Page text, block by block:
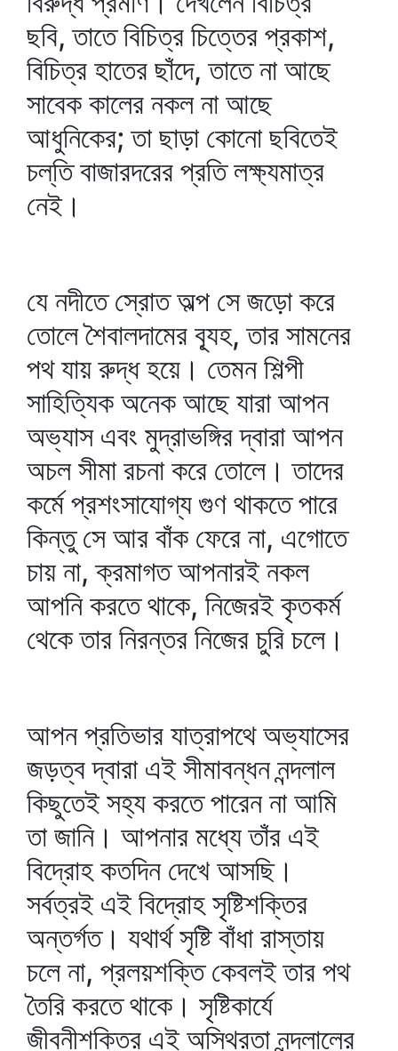
ছবি, তাতে বিচিত্র চিত্তের প্রকাশ,
বিচিত্র হাতের ছাঁদে, তাতে না আছে
সাবেক কালের নকল না আছে
আধুনিকের; তা ছাড়া কোনো ছবিতেই
চল্‌তি বাজারদরের প্রতি লক্ষ্যমাত্র
নেই।
যে নদীতে স্রোত অল্প সে জড়ো করে
তোলে শৈবালদামের ব্যূহ, তার সামনের
পথ যায় রুদ্ধ হয়ে। তেমন শিল্পী
সাহিত্যিক অনেক আছে যারা আপন
অভ্যাস এবং মুদ্রাভঙ্গির দ্বারা আপন
অচল সীমা রচনা করে তোলে। তাদের
কর্মে প্রশংসাযোগ্য গুণ থাকতে পারে
কিন্তু সে আর বাঁক ফেরে না, এগোতে
চায় না, ক্রমাগত আপনারই নকল
আপনি করতে থাকে, নিজেরই কৃতকর্ম
থেকে তার নিরন্তর নিজের চুরি চলে।
আপন প্রতিভার যাত্রাপথে অভ্যাসের
জড়ত্ব দ্বারা এই সীমাবন্ধন নন্দলাল
কিছুতেই সহ্য করতে পারেন না আমি
তা জানি। আপনার মধ্যে তাঁর এই
বিদ্রোহ কতদিন দেখে আসছি।
সর্বত্রই এই বিদ্রোহ সৃষ্টিশক্তির
অন্তর্গত। যথার্থ সৃষ্টি বাঁধা রাস্তায়
চলে না, প্রলয়শক্তি কেবলই তার পথ
তৈরি করতে থাকে। সৃষ্টিকার্যে
জীবনীশক্তির এই অস্থিরতা নন্দলালের